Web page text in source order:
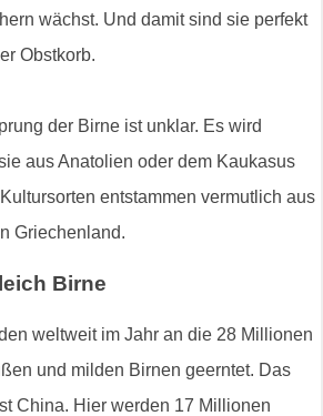
wächst. Und damit sind sie perfekt
Obstkorb.
der Birne ist unklar. Es wird
aus Anatolien oder dem Kaukasus
entstammen vermutlich aus
Griechenland.
Birne
weltweit im Jahr an die 28 Millionen
und milden Birnen geerntet. Das
China. Hier werden 17 Millionen